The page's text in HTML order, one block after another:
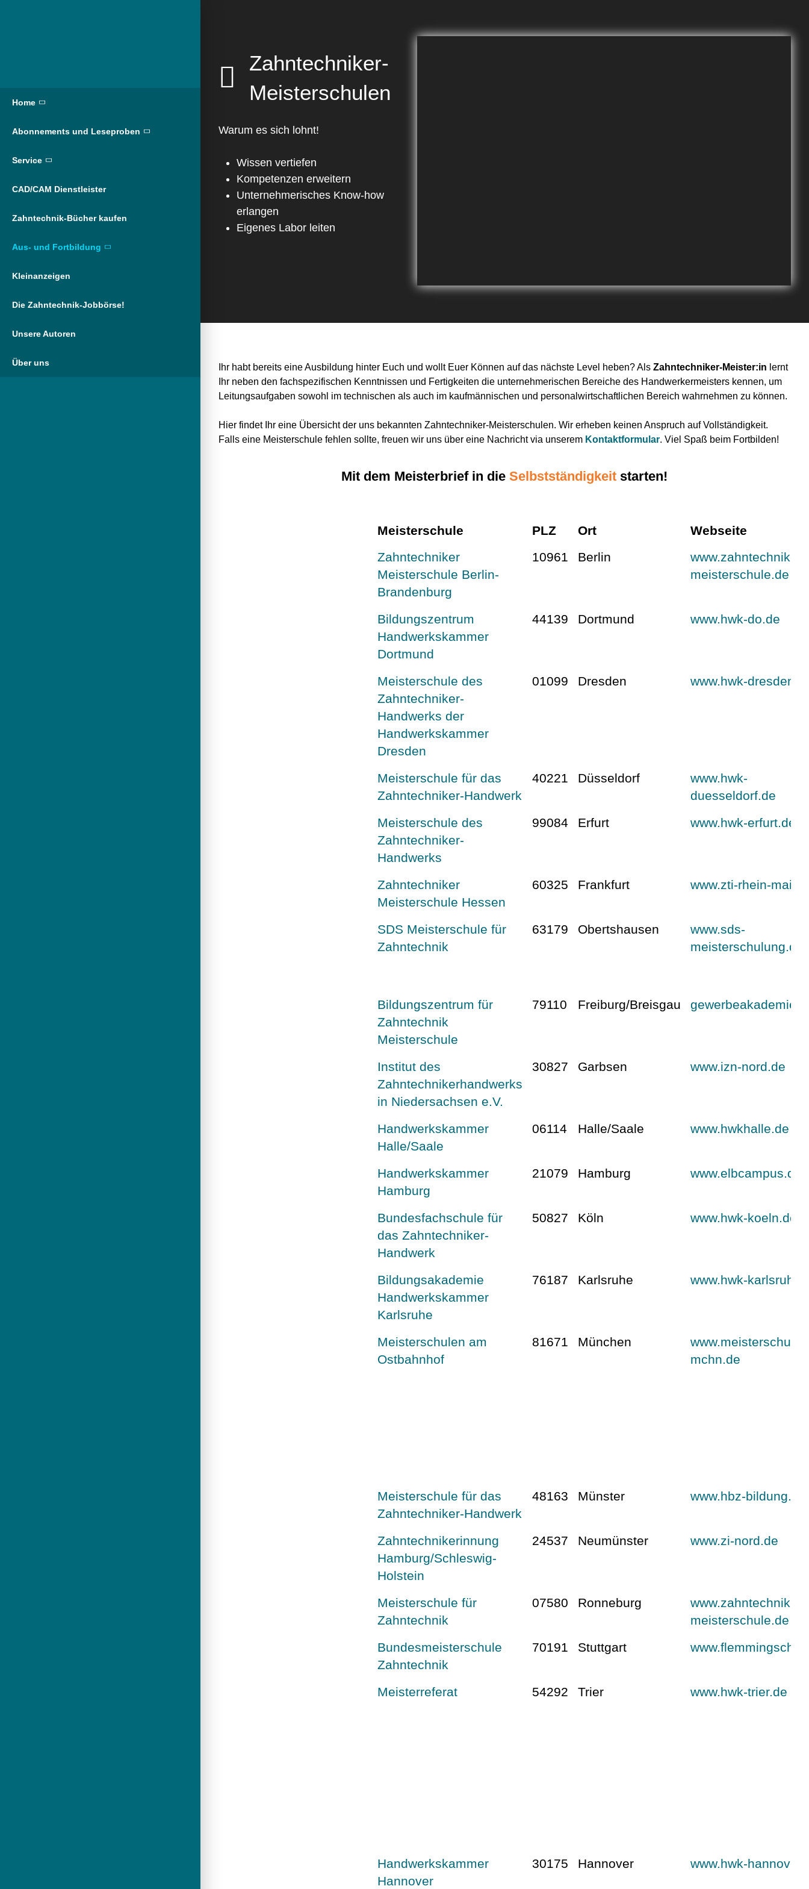
Home
Abonnements und Leseproben
Service
CAD/CAM Dienstleister
Zahntechnik-Bücher kaufen
Aus- und Fortbildung
Kleinanzeigen
Die Zahntechnik-Jobbörse!
Unsere Autoren
Über uns
Zahntechniker-
Meisterschulen
Warum es sich lohnt!
Wissen vertiefen
Kompetenzen erweitern
Unternehmerisches Know-how
erlangen
Eigenes Labor leiten
Ihr habt bereits eine Ausbildung hinter Euch und wollt Euer Können auf das nächste Level heben? AlsZahntechniker-Meister:in lernt
Ihr neben den fachspezifischen Kenntnissen und Fertigkeiten die unternehmerischen Bereiche des Handwerkermeisters kennen, um
Leitungsaufgaben sowohl im technischen als auch im kaufmännischen und personalwirtschaftlichen Bereich wahrnehmen zu können.
Hier findet Ihr eine Übersicht der uns bekannten Zahntechniker-Meisterschulen. Wir erheben keinen Anspruch auf Vollständigkeit.
Falls eine Meisterschule fehlen sollte, freuen wir uns über eine Nachricht via unserem Kontaktformular. Viel Spaß beim Fortbilden!
Mit dem Meisterbrief in dieSelbstständigkeit starten!
Meisterschule PLZ Ort
Webseite
Zahntechniker
Meisterschule Berlin-
Brandenburg
10961 Berlin
www.zahntechniker-
meisterschule.de
Bildungszentrum
Handwerkskammer
Dortmund
44139 Dortmund www.hwk-do.de
Meisterschule des
Zahntechniker-
Handwerks der
Handwerkskammer
Dresden
01099 Dresden www.hwk-
Meisterschule für das
Zahntechniker-Handwerk
40221 Düsseldorf
www.hwk-
duesseldorf.de
Meisterschule des
Zahntechniker-
Handwerks
99084 Erfurt www.hwk-erfurt.de
Zahntechniker
Meisterschule Hessen
60325 Frankfurt www.zti-rhein-
SDS Meisterschule für
Zahntechnik
63179 Obertshausen
www.sds-
meisterschulung.de
Bildungszentrum für
Zahntechnik
Meisterschule
79110 Freiburg/Breisgau
Institut des
Zahntechnikerhandwerks
in Niedersachsen e.V.
30827 Garbsen www.izn-nord.de
Handwerkskammer
Halle/Saale
06114 Halle/Saale www.hwkhalle.de
Handwerkskammer
Hamburg
21079 Hamburg www.elbcampus.de
Bundesfachschule für
das Zahntechniker-
Handwerk
50827 Köln www.hwk-koeln.de
Bildungsakademie
Handwerkskammer
Karlsruhe
76187 Karlsruhe www.hwk-
Meisterschulen am
Ostbahnhof
81671 München
mchn.de
Meisterschule für das
Zahntechniker-Handwerk
48163 Münster www.hbz-bildung.de
Zahntechnikerinnung
Hamburg/Schleswig-
Holstein
24537 Neumünster www.zi-nord.de
Meisterschule für
Zahntechnik
07580 Ronneburg
www.zahntechnik-
meisterschule.de
Bundesmeisterschule
Zahntechnik
70191 Stuttgart
Meisterreferat 54292 Trier www.hwk-trier.de
Handwerkskammer
Hannover
30175 Hannover www.hwk-